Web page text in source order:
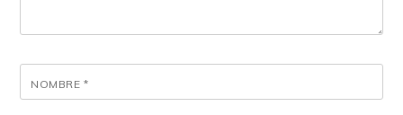
NOMBRE *